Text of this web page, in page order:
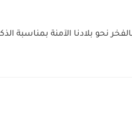
الآمنة بمناسبة الذكرى الـ94 لليوم